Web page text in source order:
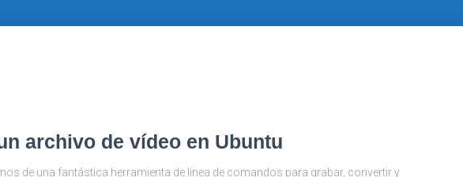
archivo de vídeo en Ubuntu
de una fantástica herramienta de línea de comandos para grabar, convertir y